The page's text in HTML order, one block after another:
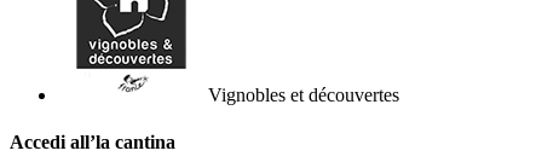
Vignobles et découvertes
Accedi all’la cantina